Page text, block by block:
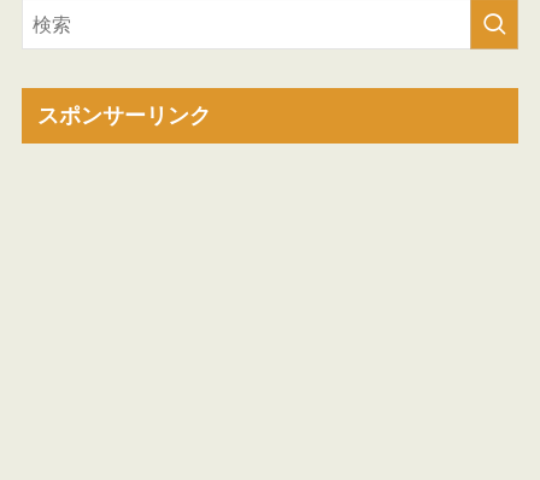
スポンサーリンク